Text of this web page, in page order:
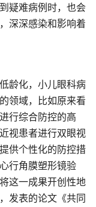
疑难病例时，也会
深深感染和影响着
龄化，小儿眼科病
领域，比如原来看
行综合防控的高
视患者进行双眼视
供个性化的防控措
行角膜塑形镜验
这一成果开创性地
发表的论文《共同